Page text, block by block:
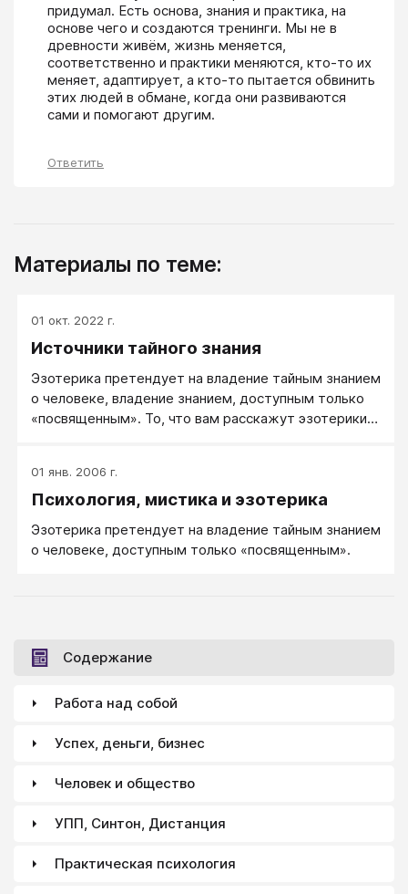
придумал. Есть основа, знания и практика, на
основе чего и создаются тренинги. Мы не в
древности живём, жизнь меняется,
соответственно и практики меняются, кто-то их
меняет, адаптирует, а кто-то пытается обвинить
этих людей в обмане, когда они развиваются
сами и помогают другим.
Ответить
Материалы по теме:
01 окт. 2022 г.
Источники тайного знания
Эзотерика претендует на владение тайным знанием
о человеке, владение знанием, доступным только
«посвященным». То, что вам расскажут эзотерики,
01 янв. 2006 г.
Психология, мистика и эзотерика
Эзотерика претендует на владение тайным знанием
о человеке, доступным только «посвященным».
Содержание
Работа над собой
Успех, деньги, бизнес
Человек и общество
УПП, Синтон, Дистанция
Практическая психология